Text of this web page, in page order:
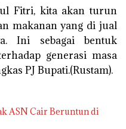
Fitri, kita akan turun
makanan yang di jual
Ini sebagai bentuk
generasi masa
PJ Bupati.(Rustam).
ASN Cair Beruntun di